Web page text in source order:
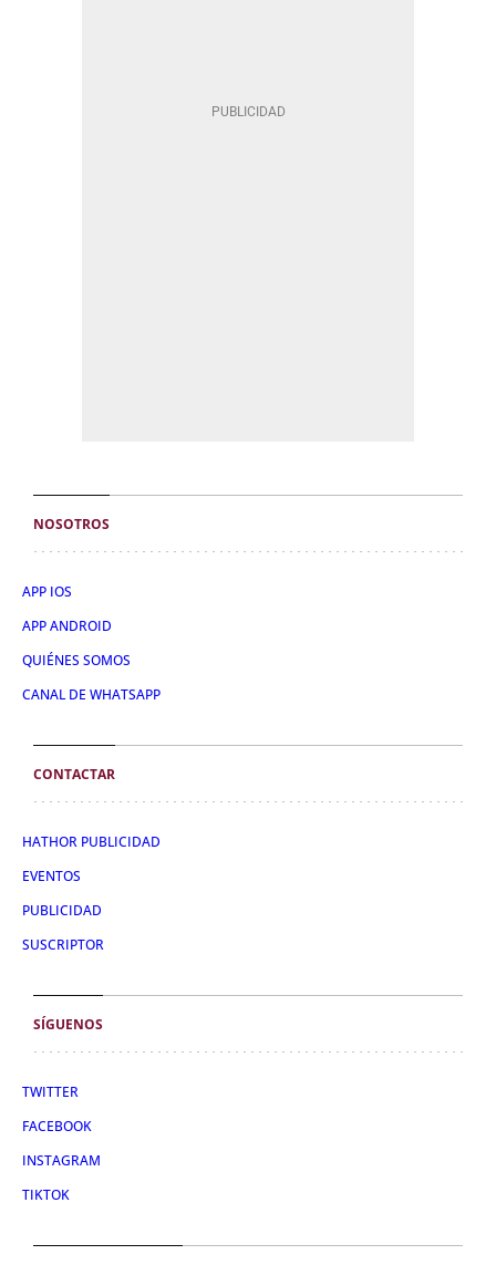
NOSOTROS
APP IOS
APP ANDROID
QUIÉNES SOMOS
CANAL DE WHATSAPP
CONTACTAR
HATHOR PUBLICIDAD
EVENTOS
PUBLICIDAD
SUSCRIPTOR
SÍGUENOS
TWITTER
FACEBOOK
INSTAGRAM
TIKTOK